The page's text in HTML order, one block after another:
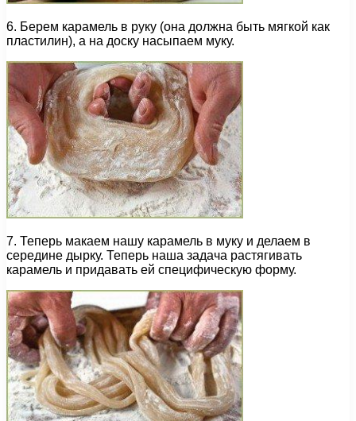
6. Берем карамель в руку (она должна быть мягкой как
пластилин), а на доску насыпаем муку.
7. Теперь макаем нашу карамель в муку и делаем в
середине дырку. Теперь наша задача растягивать
карамель и придавать ей специфическую форму.